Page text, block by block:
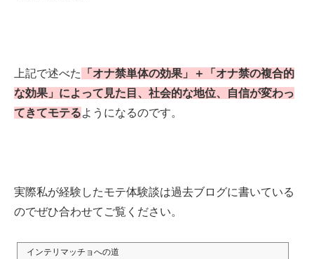
上記で述べた
「オナ禁単体の効果」＋「オナ禁の複合的
な効果」によって見た目、社会的な地位、自信が変わっ
てきてモテるようになるのです。
実際私が経験したモテ体験談は過去ブログに書いている
のでぜひ合わせてご覧ください。
インテリマッチョへの道